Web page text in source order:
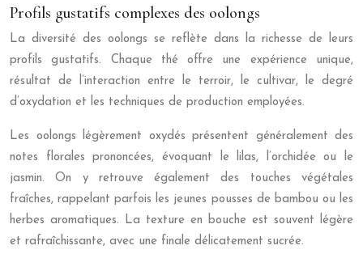
Profils gustatifs complexes des oolongs
La diversité des oolongs se reflète dans la richesse de leurs
profils gustatifs. Chaque thé offre une expérience unique,
résultat de l’interaction entre le terroir, le cultivar, le degré
d’oxydation et les techniques de production employées.
Les oolongs légèrement oxydés présentent généralement des
notes florales prononcées, évoquant le lilas, l’orchidée ou le
jasmin. On y retrouve également des touches végétales
fraîches, rappelant parfois les jeunes pousses de bambou ou les
herbes aromatiques. La texture en bouche est souvent légère
et rafraîchissante, avec une finale délicatement sucrée.